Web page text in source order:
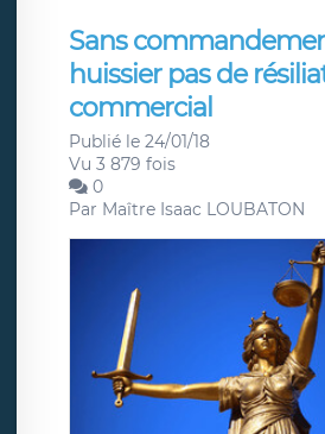
Sans
huissier pas de
commercial
Publié le 24/01/18
Vu 3 879 fois
0
Par Maître Isaac LOUBATON